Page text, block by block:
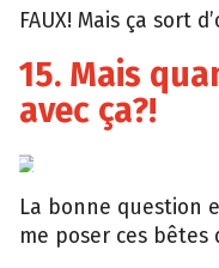
FAUX! Mais ça sort
15. Mais
avec ça?!
Giphy
La bonne question
me poser ces bêtes